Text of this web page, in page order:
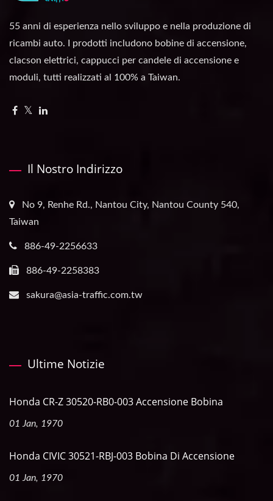
55 anni di esperienza nello sviluppo e nella produzione di
ricambi auto. I prodotti includono bobine di accensione,
clacson elettrici, cappucci per candele di accensione e
moduli, tutti realizzati al 100% a Taiwan.
Il Nostro Indirizzo
No 9, Renhe Rd., Nantou City, Nantou County 540,
Taiwan
886-49-2256633
886-49-2258383
sakura@asia-traffic.com.tw
Ultime Notizie
Honda CR-Z 30520-RB0-003 Accensione Bobina
01 Jan, 1970
Honda CIVIC 30521-RBJ-003 Bobina Di Accensione
01 Jan, 1970